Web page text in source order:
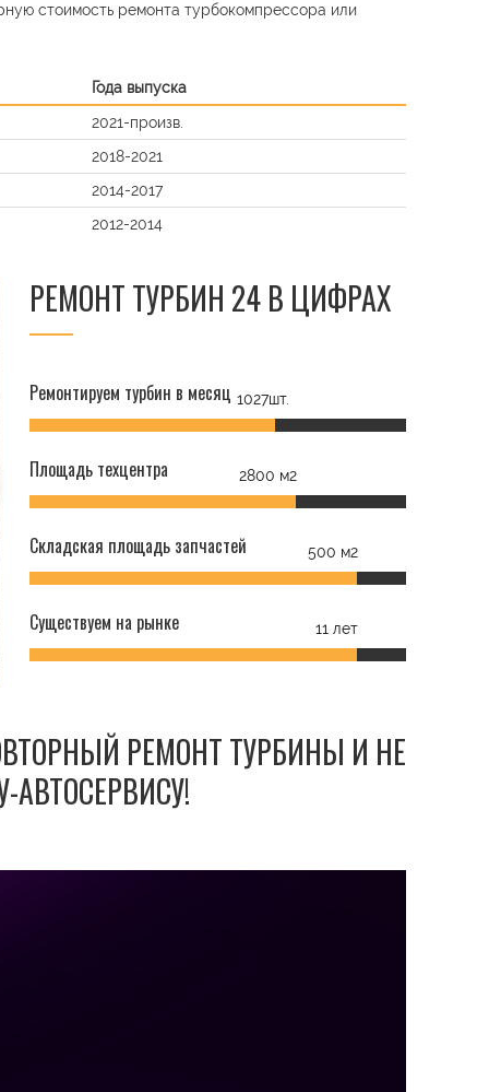
стоимость ремонта турбокомпрессора или
Года выпуска
2021-произв.
2018-2021
2014-2017
2012-2014
РЕМОНТ ТУРБИН 24 В ЦИФРАХ
Ремонтируем турбин в месяц 1027шт.
Площадь техцентра 2800 м2
Складская площадь запчастей 500 м2
Существуем на рынке 11 лет
РЕМОНТ ТУРБИНЫ И НЕ
АВТОСЕРВИСУ!